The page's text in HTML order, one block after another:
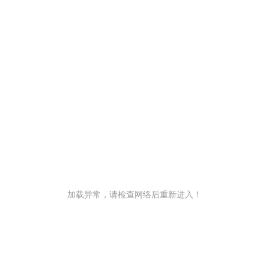
加载异常，请检查网络后重新进入！